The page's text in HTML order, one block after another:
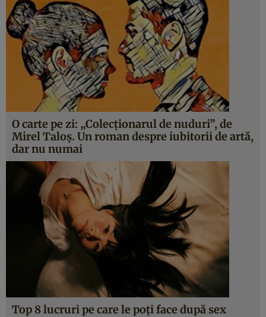
O carte pe zi: „Colecţionarul de nuduri”, de
Mirel Taloş. Un roman despre iubitorii de artă,
dar nu numai
Top 8 lucruri pe care le poţi face după sex